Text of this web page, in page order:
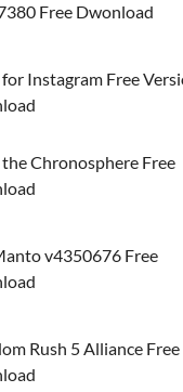
Free Dwonload
Instagram Free
Chronosphere Free
v4350676 Free
Rush 5 Alliance Free